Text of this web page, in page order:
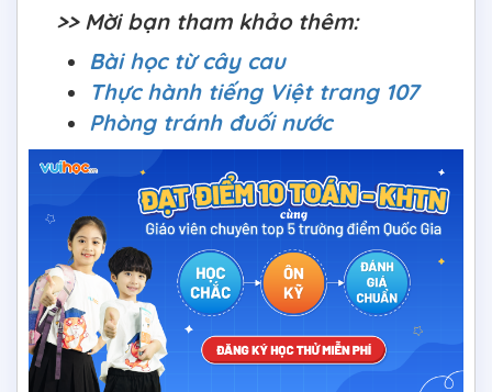
>> Mời bạn tham khảo thêm:
Bài học từ cây cau
Thực hành tiếng Việt trang 107
Phòng tránh đuối nước